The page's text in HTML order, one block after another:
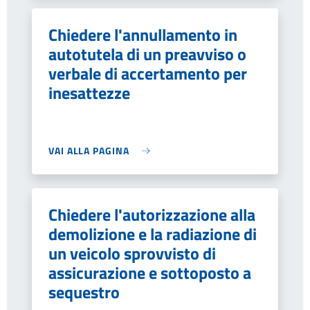
Chiedere l'annullamento in
autotutela di un preavviso o
verbale di accertamento per
inesattezze
VAI ALLA PAGINA
Chiedere l'autorizzazione alla
demolizione e la radiazione di
un veicolo sprovvisto di
assicurazione e sottoposto a
sequestro